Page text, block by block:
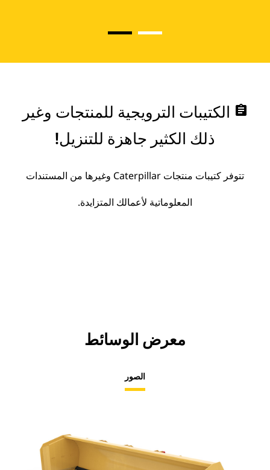
assignment الكتيبات الترويجية للمنتجات وغير
ذلك الكثير جاهزة للتنزيل!
تتوفر كتيبات منتجات Caterpillar وغيرها من المستندات
المعلوماتية لأعمالك المتزايدة.
معرض الوسائط
الصور